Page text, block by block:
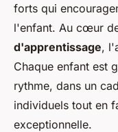
forts qui
l'enfant. Au cœur
d'apprentissage,
Chaque enfant est
rythme, dans un
individuels tout en
exceptionnelle.